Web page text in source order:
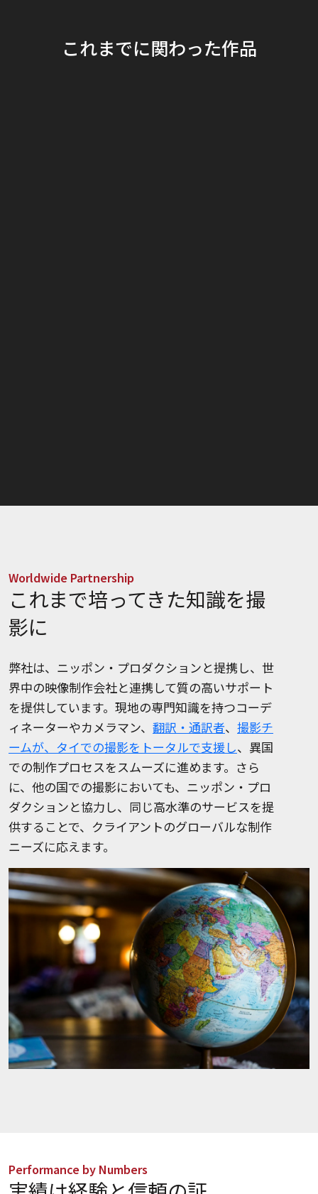
これまでに関わった作品
Worldwide Partnership
これまで培ってきた知識を撮
影に
弊社は、ニッポン・プロダクションと提携し、世
界中の映像制作会社と連携して質の高いサポート
を提供しています。現地の専門知識を持つコーデ
ィネーターやカメラマン、 翻訳・通訳者、 撮影チ
ームが、タイでの撮影をトータルで支援し、異国
での制作プロセスをスムーズに進めます。さら
に、他の国での撮影においても、ニッポン・プロ
ダクションと協力し、同じ高水準のサービスを提
供することで、クライアントのグローバルな制作
ニーズに応えます。
Performance by Numbers